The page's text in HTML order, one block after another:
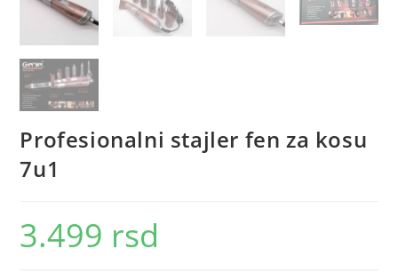
Profesionalni stajler fen za kosu
7u1
3.499 rsd